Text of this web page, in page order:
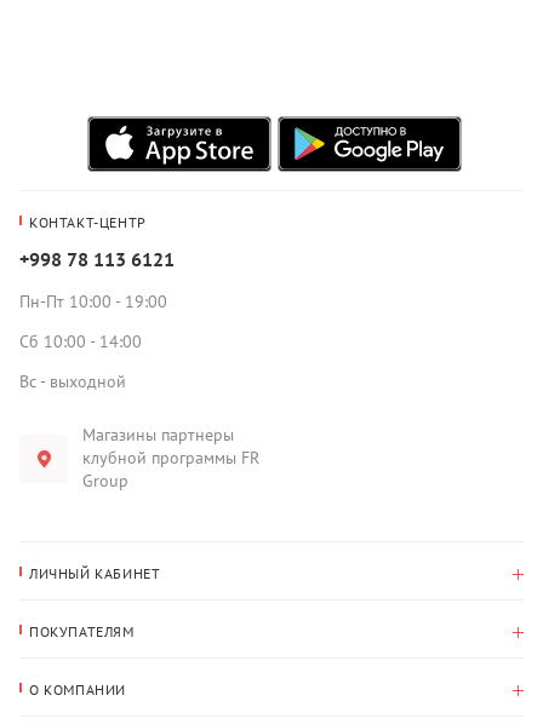
КОНТАКТ-ЦЕНТР
+998 78 113 6121
Пн-Пт 10:00 - 19:00
Сб 10:00 - 14:00
Вс - выходной
Магазины партнеры
клубной программы FR
Group
ЛИЧНЫЙ КАБИНЕТ
Адрес для доставки
ПОКУПАТЕЛЯМ
О КОМПАНИИ